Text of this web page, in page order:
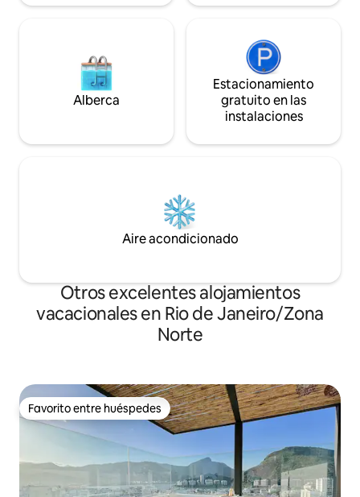
Alberca
Estacionamiento
gratuito en las
instalaciones
Aire acondicionado
Otros excelentes alojamientos
vacacionales en Rio de Janeiro/Zona
Norte
Favorito entre huéspedes
Favorito entre huéspedes